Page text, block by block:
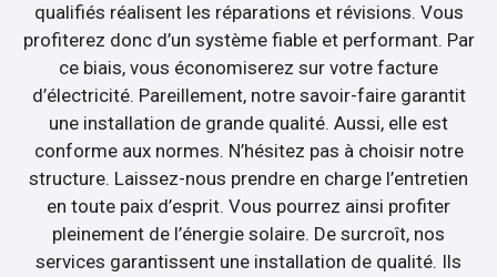
qualifiés réalisent les réparations et révisions. Vous
profiterez donc d’un système fiable et performant. Par
ce biais, vous économiserez sur votre facture
d’électricité. Pareillement, notre savoir-faire garantit
une installation de grande qualité. Aussi, elle est
conforme aux normes. N’hésitez pas à choisir notre
structure. Laissez-nous prendre en charge l’entretien
en toute paix d’esprit. Vous pourrez ainsi profiter
pleinement de l’énergie solaire. De surcroît, nos
services garantissent une installation de qualité. Ils